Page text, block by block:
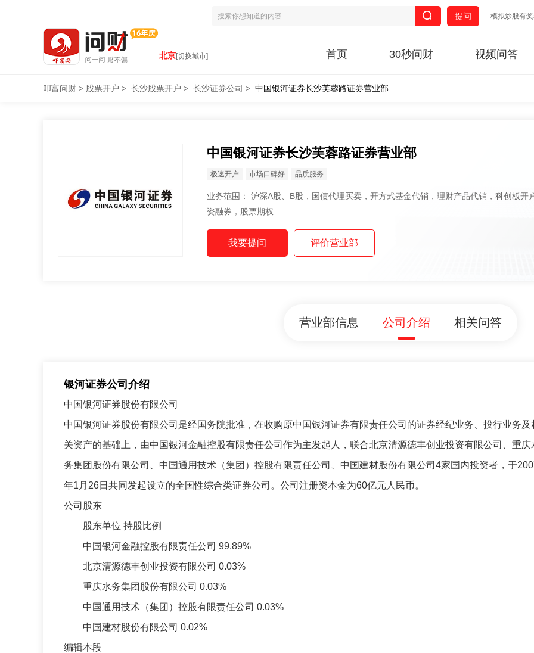
模拟炒股有
提问
北京[切换城市] 首页 30秒问财 视频问答
叩富问财 > 股票开户 > 长沙股票开户 > 长沙证券公司 > 中国银河证券长沙芙蓉路证券营业部
中国银河证券长沙芙蓉路证券营业部
极速开户 市场口碑好 品质服务
业务范围： 沪深A股、B股，国债代理买卖，开方式基金代销，理财产品代销，科创板开户，融
资融券，股票期权
营业部信息 公司介绍 相关问答
银河证券公司介绍
中国银河证券股份有限公司
中国银河证券股份有限公司是经国务院批准，在收购原中国银河证券有限责任公司的证券经纪业务、投行业务及
关资产的基础上，由中国银河金融控股有限责任公司作为主发起人，联合北京清源德丰创业投资有限公司、重庆
务集团股份有限公司、中国通用技术（集团）控股有限责任公司、中国建材股份有限公司4家国内投资者，于
年1月26日共同发起设立的全国性综合类证券公司。公司注册资本金为60亿元人民币。
公司股东
股东单位 持股比例
中国银河金融控股有限责任公司 99.89%
北京清源德丰创业投资有限公司 0.03%
重庆水务集团股份有限公司 0.03%
中国通用技术（集团）控股有限责任公司 0.03%
中国建材股份有限公司 0.02%
编辑本段